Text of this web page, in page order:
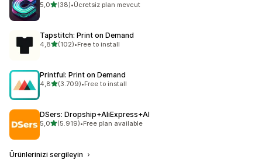
5,05 yıldız üzerinden
(38)
toplam 38 değerlendirme
•Ücretsiz plan mevcut
Tapstitch: Print on Demand
4,85 yıldız üzerinden
(102)
toplam 102 değerlendirme
•Free to install
Printful: Print on Demand
4,85 yıldız üzerinden
(3.709)
toplam 3709 değerlendirme
•Free to install
DSers: Dropship+AliExpress+AI
5,05 yıldız üzerinden
(5.919)
toplam 5919 değerlendirme
•Free plan available
Ürünlerinizi sergileyin